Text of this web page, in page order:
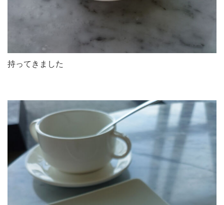
持ってきました